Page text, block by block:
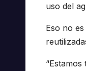
uso del
Eso no